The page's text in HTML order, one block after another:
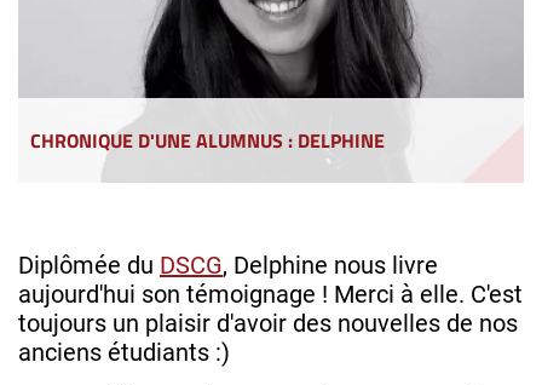
CHRONIQUE D'UNE ALUMNUS : DELPHINE
Diplômée du DSCG, Delphine nous livre
aujourd'hui son témoignage ! Merci à elle. C'est
toujours un plaisir d'avoir des nouvelles de nos
anciens étudiants :)